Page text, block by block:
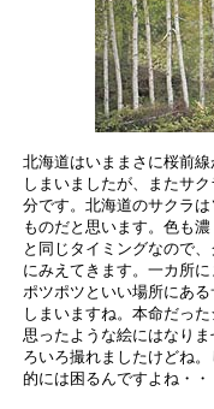
北海道はいままさに桜前
しまいましたが、またサ
分です。北海道のサクラ
ものだと思います。色も
と同じタイミングなので
にみえてきます。一カ所
ポツポツといい場所にあ
しまいますね。本命だっ
思ったような絵にはなり
ろいろ撮れましたけどね